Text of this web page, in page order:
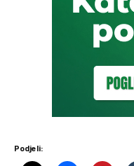
Podjeli: